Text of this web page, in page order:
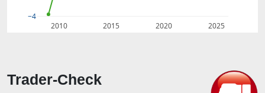
2010 2015 2020 2025
−4
Trader-Check